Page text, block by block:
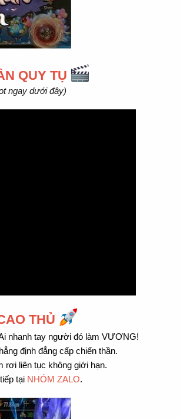
QUY TỤ
ngay dưới đây)
THỦ
nhanh tay người đó làm VƯƠNG!
định đẳng cấp chiến thần.
rơi liên tục không giới hạn.
tại NHÓM ZALO.